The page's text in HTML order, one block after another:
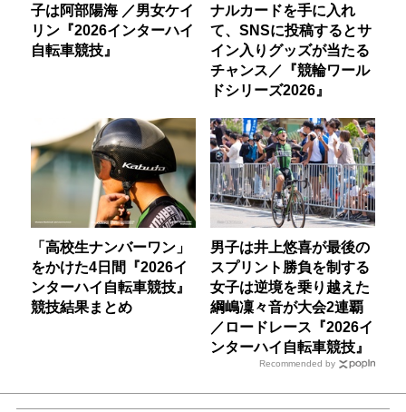
子は阿部陽海 ／男女ケイ
リン『2026インターハイ
自転車競技』
ナルカードを手に入れ
て、SNSに投稿するとサ
イン入りグッズが当たる
チャンス／『競輪ワール
ドシリーズ2026』
「高校生ナンバーワン」
をかけた4日間『2026イ
ンターハイ自転車競技』
競技結果まとめ
男子は井上悠喜が最後の
スプリント勝負を制する
女子は逆境を乗り越えた
綱嶋凜々音が大会2連覇
／ロードレース『2026イ
ンターハイ自転車競技』
Recommended by